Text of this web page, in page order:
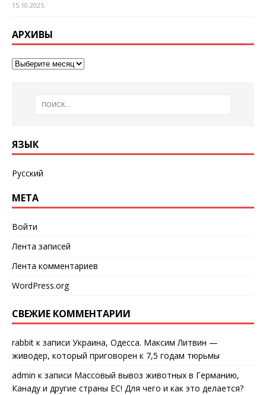
15.10.2025
АРХИВЫ
ЯЗЫК
Русский
МЕТА
Войти
Лента записей
Лента комментариев
WordPress.org
СВЕЖИЕ КОММЕНТАРИИ
rabbit к записи Украина, Одесса. Максим Литвин —
живодер, который приговорен к 7,5 годам тюрьмы
admin к записи Массовый вывоз животных в Германию,
Канаду и другие страны ЕС! Для чего и как это делается?